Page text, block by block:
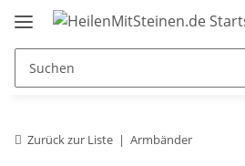
Zurück zur Liste Armbänder